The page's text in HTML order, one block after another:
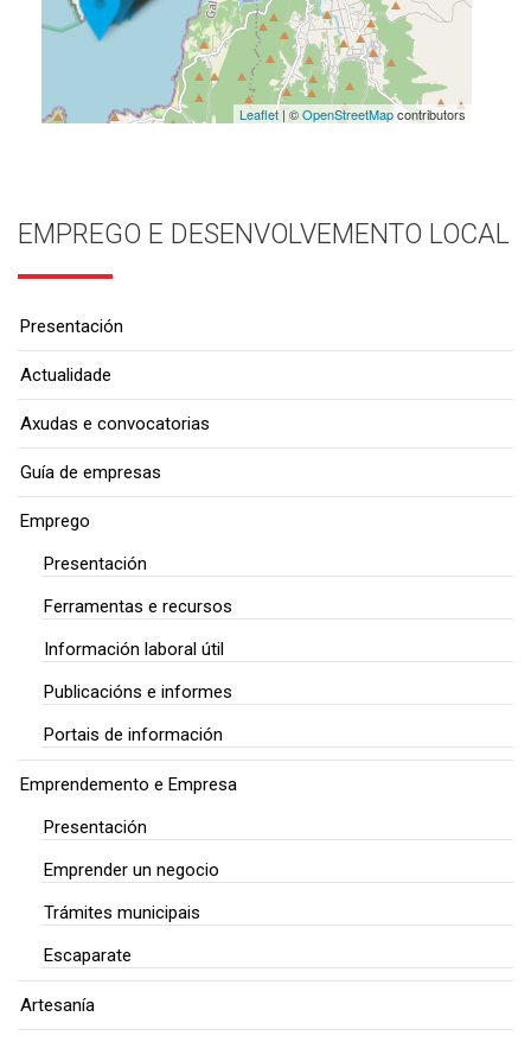
Leaflet| ©OpenStreetMapcontributors
EMPREGO E DESENVOLVEMENTO LOCAL
Presentación
Actualidade
Axudas e convocatorias
Guía de empresas
Emprego
Presentación
Ferramentas e recursos
Información laboral útil
Publicacións e informes
Portais de información
Emprendemento e Empresa
Presentación
Emprender un negocio
Trámites municipais
Escaparate
Artesanía